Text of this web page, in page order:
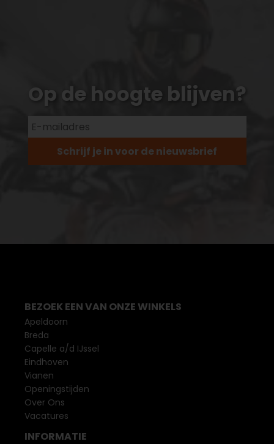
Op de hoogte blijven?
Schrijf je in voor de nieuwsbrief
BEZOEK EEN VAN ONZE WINKELS
Apeldoorn
Breda
Capelle a/d IJssel
Eindhoven
Vianen
Openingstijden
Over Ons
Vacatures
INFORMATIE